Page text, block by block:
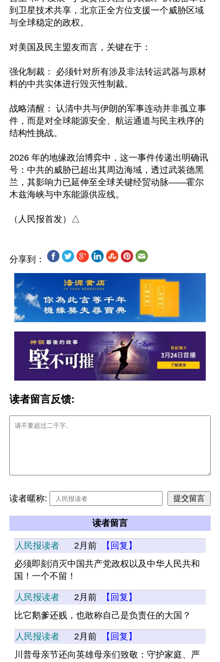
到卫星技术共享，北京正全方位支援一个威胁区域
与全球稳定的政权。
对美国及民主盟友而言，关键在于：
强化制裁： 必须针对所有涉及非法转运武器与原材
料的中共实体进行毁灭性制裁。
战略清醒： 认清中共与伊朗的军事连动并非孤立事
件，而是对全球能源安全、航运通道与民主秩序的
结构性挑战。
2026 年的地缘政治博弈中，这一事件传递出明确讯
号：中共的威胁已超出其周边海域，透过武装德黑
兰，其影响力已延伸至全球关键经贸动脉——霍尔
木兹海峡与中东能源供应线。
分享到：
读者留言反馈:
读者暱称:
读者留言
人民报读者 2月前
【回复】
必须即刻消灭中国共产党政权以及中华人民共和
国！一个不留！
人民报读者 2月前
【回复】
比它鹅爹还贱，也敢称自己是负责任的大国？
人民报读者 2月前
【回复】
川普母亲节还向英雄母亲们致敬：守护家庭、严